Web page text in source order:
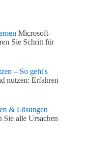
Microsoft-
Sie Schritt für
– So geht's
nutzen: Erfahren
& Lösungen
Sie alle Ursachen